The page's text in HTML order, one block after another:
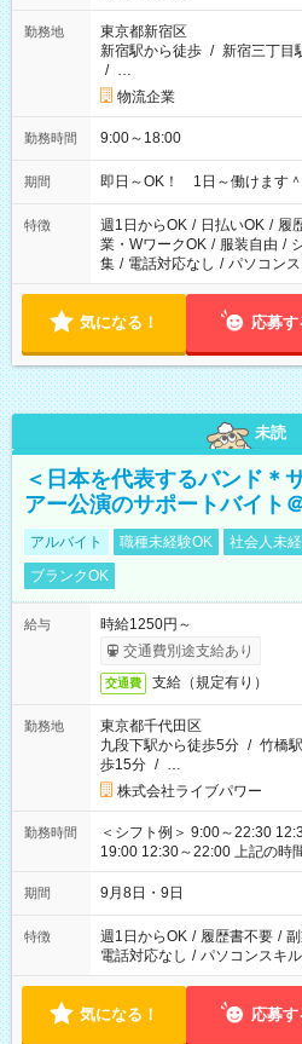
勤務地
東京都新宿区
新宿駅から徒歩 / 新宿三丁目
/ …
物流企業
勤務時間 9:00～18:00
期間 即日～OK！ 1日～働けます＾
特徴 週1日からOK / 日払いOK / 履
業・WワークOK / 服装自由 /
集 / 電話対応なし / パソコン
気になる！ 応募す
未読
＜日本を代表するバンド＊
アー公演のサポートバイト
アルバイト 職種未経験OK 社会人未
ブランクOK
給与
時給1250円～
交通費別途支給あり
交通費 支給（規定有り）
勤務地
東京都千代田区
九段下駅から徒歩5分 / 竹橋
歩15分 / …
株式会社ライブパワー
勤務時間
＜シフト例＞ 9:00～22:30
19:00 12:30～22:00 上記の時間から好きな時間を選べます！ ※
時間は変更となる可能性があ
期間 9月8日・9日
特徴 週1日からOK / 履歴書不要 /
電話対応なし / パソコンスキ
気になる！ 応募す